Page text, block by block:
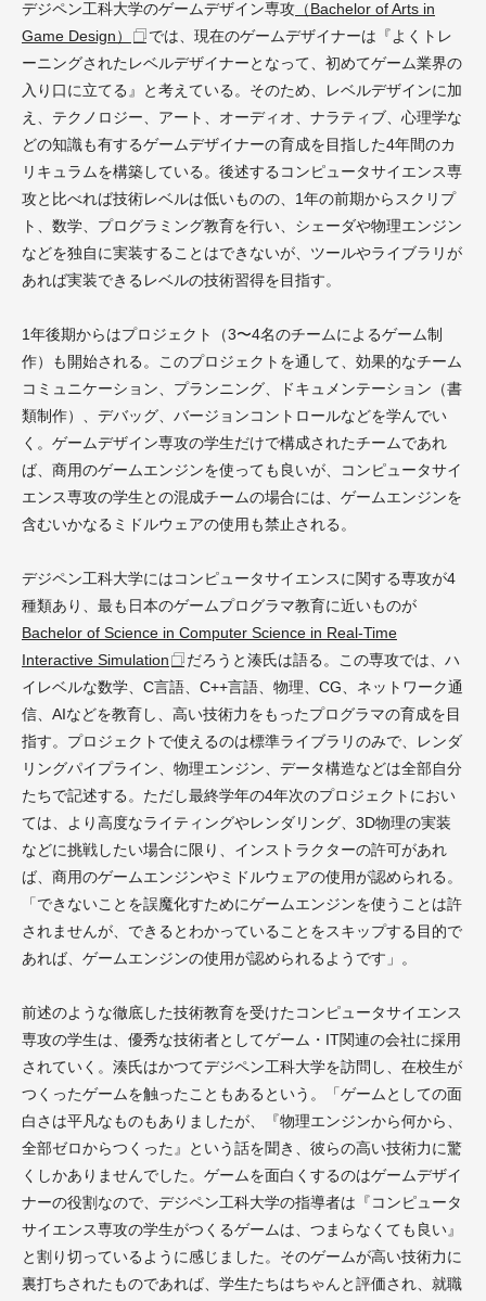
デジペン工科大学のゲームデザイン専攻 （Bachelor of Arts in
Game Design）
では、現在のゲームデザイナーは『よくトレ
ーニングされたレベルデザイナーとなって、初めてゲーム業界の
入り口に立てる』と考えている。そのため、レベルデザインに加
え、テクノロジー、アート、オーディオ、ナラティブ、心理学な
どの知識も有するゲームデザイナーの育成を目指した4年間のカ
リキュラムを構築している。後述するコンピュータサイエンス専
攻と比べれば技術レベルは低いものの、1年の前期からスクリプ
ト、数学、プログラミング教育を行い、シェーダや物理エンジン
などを独自に実装することはできないが、ツールやライブラリが
あれば実装できるレベルの技術習得を目指す。
1年後期からはプロジェクト（3〜4名のチームによるゲーム制
作）も開始される。このプロジェクトを通して、効果的なチーム
コミュニケーション、プランニング、ドキュメンテーション（書
類制作）、デバッグ、バージョンコントロールなどを学んでい
く。ゲームデザイン専攻の学生だけで構成されたチームであれ
ば、商用のゲームエンジンを使っても良いが、コンピュータサイ
エンス専攻の学生との混成チームの場合には、ゲームエンジンを
含むいかなるミドルウェアの使用も禁止される。
デジペン工科大学にはコンピュータサイエンスに関する専攻が4
種類あり、最も日本のゲームプログラマ教育に近いものが
Bachelor of Science in Computer Science in Real-Time
Interactive Simulation
だろうと湊氏は語る。この専攻では、ハ
イレベルな数学、C言語、C++言語、物理、CG、ネットワーク通
信、AIなどを教育し、高い技術力をもったプログラマの育成を目
指す。プロジェクトで使えるのは標準ライブラリのみで、レンダ
リングパイプライン、物理エンジン、データ構造などは全部自分
たちで記述する。ただし最終学年の4年次のプロジェクトにおい
ては、より高度なライティングやレンダリング、3D物理の実装
などに挑戦したい場合に限り、インストラクターの許可があれ
ば、商用のゲームエンジンやミドルウェアの使用が認められる。
「できないことを誤魔化すためにゲームエンジンを使うことは許
されませんが、できるとわかっていることをスキップする目的で
あれば、ゲームエンジンの使用が認められるようです」。
前述のような徹底した技術教育を受けたコンピュータサイエンス
専攻の学生は、優秀な技術者としてゲーム・IT関連の会社に採用
されていく。湊氏はかつてデジペン工科大学を訪問し、在校生が
つくったゲームを触ったこともあるという。「ゲームとしての面
白さは平凡なものもありましたが、『物理エンジンから何から、
全部ゼロからつくった』という話を聞き、彼らの高い技術力に驚
くしかありませんでした。ゲームを面白くするのはゲームデザイ
ナーの役割なので、デジペン工科大学の指導者は『コンピュータ
サイエンス専攻の学生がつくるゲームは、つまらなくても良い』
と割り切っているように感じました。そのゲームが高い技術力に
裏打ちされたものであれば、学生たちはちゃんと評価され、就職